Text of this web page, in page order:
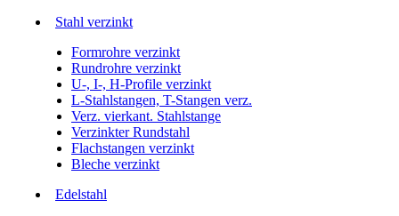
Stahl verzinkt
Formrohre verzinkt
Rundrohre verzinkt
U-, I-, H-Profile verzinkt
L-Stahlstangen, T-Stangen verz.
Verz. vierkant. Stahlstange
Verzinkter Rundstahl
Flachstangen verzinkt
Bleche verzinkt
Edelstahl